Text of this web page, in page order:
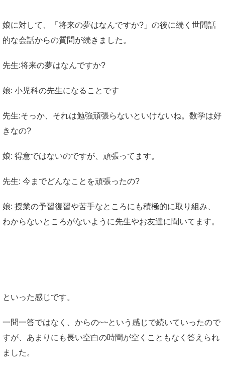
娘に対して、「将来の夢はなんですか?」の後に続く世間話
的な会話からの質問が続きました。
先生:将来の夢はなんですか?
娘: 小児科の先生になることです
先生:そっか、それは勉強頑張らないといけないね。数学は好
きなの?
娘: 得意ではないのですが、頑張ってます。
先生: 今までどんなことを頑張ったの?
娘: 授業の予習復習や苦手なところにも積極的に取り組み、
わからないところがないように先生やお友達に聞いてます。
といった感じです。
一問一答ではなく、からの~~という感じで続いていったので
すが、あまりにも長い空白の時間が空くこともなく答えられ
ました。